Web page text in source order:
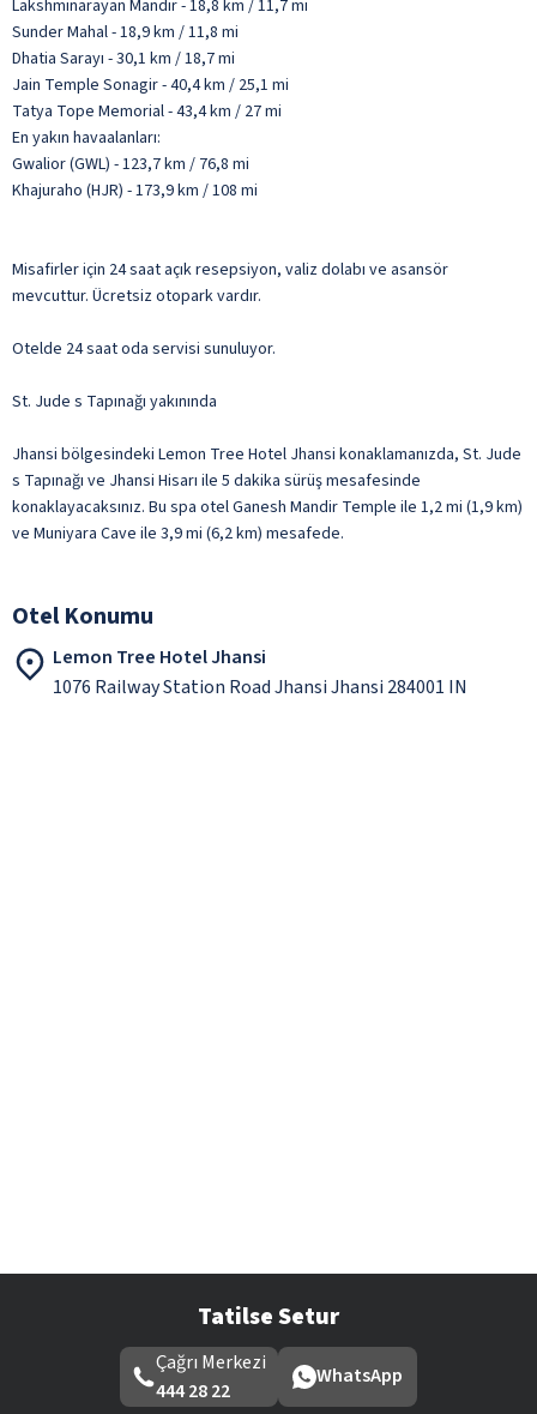
Lakshminarayan Mandir - 18,8 km / 11,7 mi
Sunder Mahal - 18,9 km / 11,8 mi
Dhatia Sarayı - 30,1 km / 18,7 mi
Jain Temple Sonagir - 40,4 km / 25,1 mi
Tatya Tope Memorial - 43,4 km / 27 mi
En yakın havaalanları:
Gwalior (GWL) - 123,7 km / 76,8 mi
Khajuraho (HJR) - 173,9 km / 108 mi
Misafirler için 24 saat açık resepsiyon, valiz dolabı ve asansör
mevcuttur. Ücretsiz otopark vardır.
Otelde 24 saat oda servisi sunuluyor.
St. Jude s Tapınağı yakınında
Jhansi bölgesindeki Lemon Tree Hotel Jhansi konaklamanızda, St. Jude
s Tapınağı ve Jhansi Hisarı ile 5 dakika sürüş mesafesinde
konaklayacaksınız. Bu spa otel Ganesh Mandir Temple ile 1,2 mi (1,9 km)
ve Muniyara Cave ile 3,9 mi (6,2 km) mesafede.
Otel Konumu
Lemon Tree Hotel Jhansi
1076 Railway Station Road Jhansi Jhansi 284001 IN
Tatilse Setur
Çağrı Merkezi
444 28 22
WhatsApp